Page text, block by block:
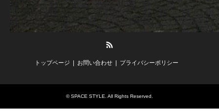
トップページ お問い合わせ プライバシーポリシー
©SPACE STYLE. All Rights Reserved.